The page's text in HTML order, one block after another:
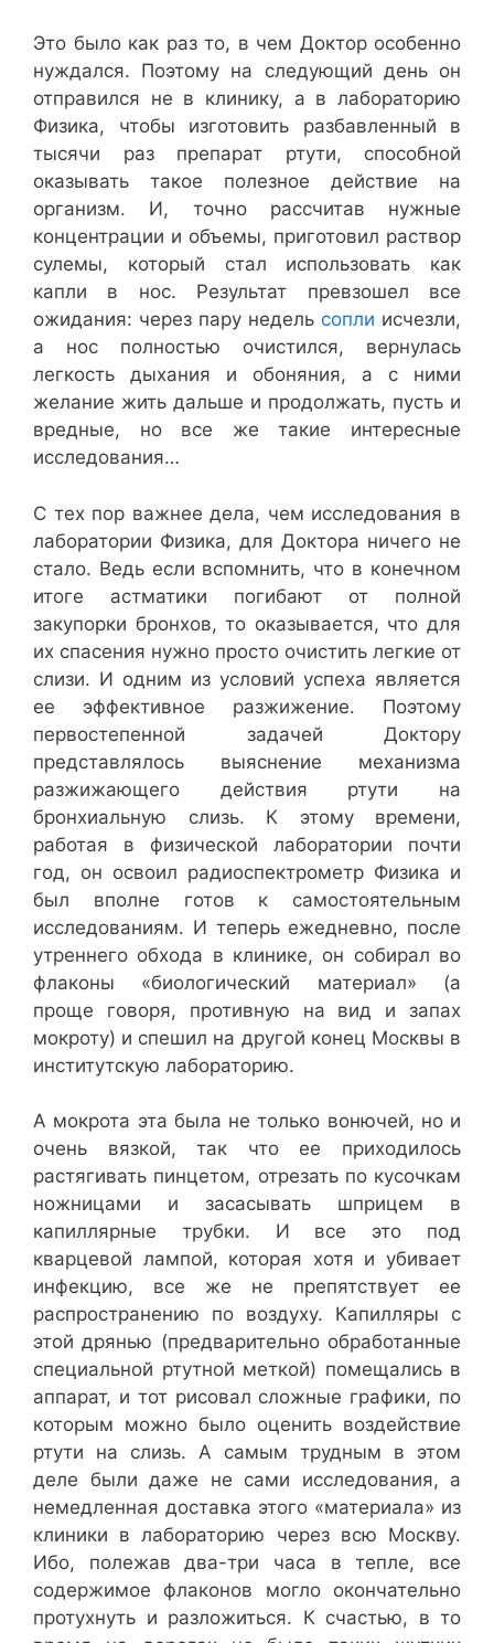
Это было как раз то, в чем Доктор особенно
нуждался. Поэтому на следующий день он
отправился не в клинику, а в лабораторию
Физика, чтобы изготовить разбавленный в
тысячи раз препарат ртути, способной
оказывать такое полезное действие на
организм. И, точно рассчитав нужные
концентрации и объемы, приготовил раствор
сулемы, который стал использовать как
капли в нос. Результат превзошел все
ожидания: через пару недель сопли исчезли,
а нос полностью очистился, вернулась
легкость дыхания и обоняния, а с ними
желание жить дальше и продолжать, пусть и
вредные, но все же такие интересные
исследования…
С тех пор важнее дела, чем исследования в
лаборатории Физика, для Доктора ничего не
стало. Ведь если вспомнить, что в конечном
итоге астматики погибают от полной
закупорки бронхов, то оказывается, что для
их спасения нужно просто очистить легкие от
слизи. И одним из условий успеха является
ее эффективное разжижение. Поэтому
первостепенной задачей Доктору
представлялось выяснение механизма
разжижающего действия ртути на
бронхиальную слизь. К этому времени,
работая в физической лаборатории почти
год, он освоил радиоспектрометр Физика и
был вполне готов к самостоятельным
исследованиям. И теперь ежедневно, после
утреннего обхода в клинике, он собирал во
флаконы «биологический материал» (а
проще говоря, противную на вид и запах
мокроту) и спешил на другой конец Москвы в
институтскую лабораторию.
А мокрота эта была не только вонючей, но и
очень вязкой, так что ее приходилось
растягивать пинцетом, отрезать по кусочкам
ножницами и засасывать шприцем в
капиллярные трубки. И все это под
кварцевой лампой, которая хотя и убивает
инфекцию, все же не препятствует ее
распространению по воздуху. Капилляры с
этой дрянью (предварительно обработанные
специальной ртутной меткой) помещались в
аппарат, и тот рисовал сложные графики, по
которым можно было оценить воздействие
ртути на слизь. А самым трудным в этом
деле были даже не сами исследования, а
немедленная доставка этого «материала» из
клиники в лабораторию через всю Москву.
Ибо, полежав два-три часа в тепле, все
содержимое флаконов могло окончательно
протухнуть и разложиться. К счастью, в то